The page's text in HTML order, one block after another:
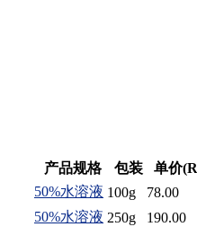
产品规格 包装
单价
50%水溶液 100g
78.00
50%水溶液 250g
190.00